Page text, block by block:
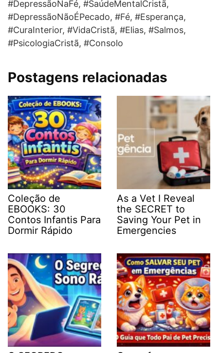
#DepressãoNaFé, #SaúdeMentalCristã,
#DepressãoNãoÉPecado, #Fé, #Esperança,
#CuraInterior, #VidaCristã, #Elias, #Salmos,
#PsicologiaCristã, #Consolo
Postagens relacionadas
Coleção de
EBOOKS: 30
Contos Infantis Para
Dormir Rápido
As a Vet I Reveal
the SECRET to
Saving Your Pet in
Emergencies